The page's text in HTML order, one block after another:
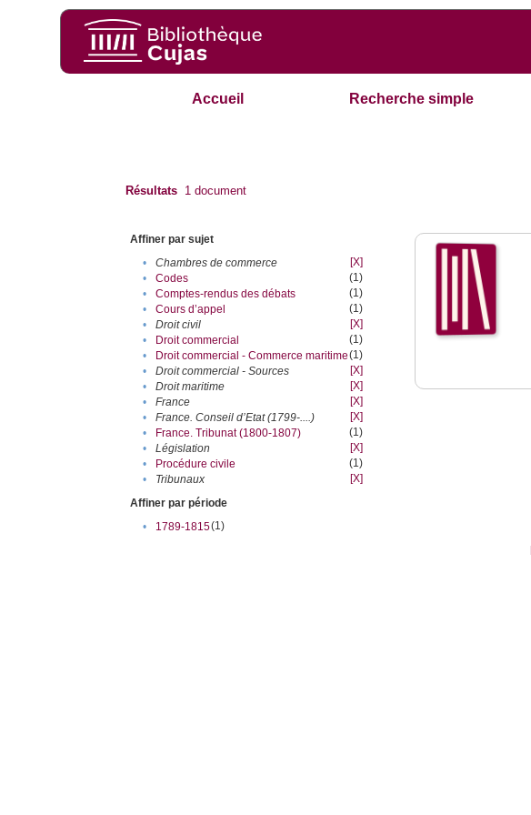
Accueil Recherche simple
Résultats 1 document
Affiner par sujet
•
Chambres de commerce
[X]
•
Codes
(1)
•
Comptes-rendus des débats
(1)
•
Cours d’appel
(1)
•
Droit civil
[X]
•
Droit commercial
(1)
•
Droit commercial - Commerce maritime(1)
•
Droit commercial - Sources
[X]
•
Droit maritime
[X]
•
France
[X]
•
France. Conseil d’Etat (1799-....)
[X]
•
France. Tribunat (1800-1807)
(1)
•
Législation
[X]
•
Procédure civile
(1)
•
Tribunaux
[X]
Affiner par période
•
1789-1815(1)